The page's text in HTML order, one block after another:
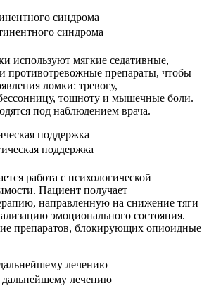
синдрома
используют мягкие седативные,
противотревожные препараты, чтобы
ломки: тревогу,
тошноту и мышечные боли.
под наблюдением врача.
поддержка
работа с психологической
Пациент получает
направленную на снижение тяги
эмоционального состояния.
препаратов, блокирующих опиоидные
лечению